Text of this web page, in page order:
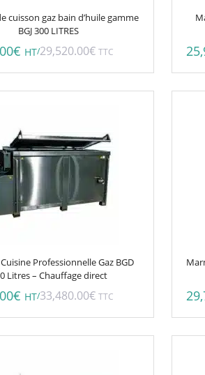
cuisson gaz bain d’huile gamme
BGJ 300 LITRES
€ HT/29,520.00€ TTC
Professionnelle Gaz BGD
Litres – Chauffage direct
€ HT/33,480.00€ TTC